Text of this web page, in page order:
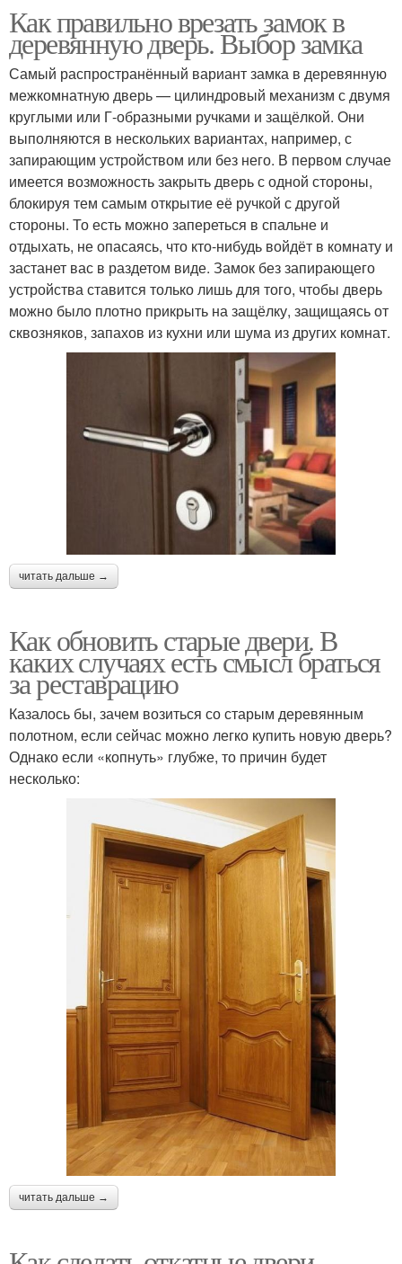
Как правильно врезать замок в
деревянную дверь. Выбор замка
Самый распространённый вариант замка в деревянную
межкомнатную дверь — цилиндровый механизм с двумя
круглыми или Г-образными ручками и защёлкой. Они
выполняются в нескольких вариантах, например, с
запирающим устройством или без него. В первом случае
имеется возможность закрыть дверь с одной стороны,
блокируя тем самым открытие её ручкой с другой
стороны. То есть можно запереться в спальне и
отдыхать, не опасаясь, что кто-нибудь войдёт в комнату и
застанет вас в раздетом виде. Замок без запирающего
устройства ставится только лишь для того, чтобы дверь
можно было плотно прикрыть на защёлку, защищаясь от
сквозняков, запахов из кухни или шума из других комнат.
читать дальше →
Как обновить старые двери. В
каких случаях есть смысл браться
за реставрацию
Казалось бы, зачем возиться со старым деревянным
полотном, если сейчас можно легко купить новую дверь?
Однако если «копнуть» глубже, то причин будет
несколько:
читать дальше →